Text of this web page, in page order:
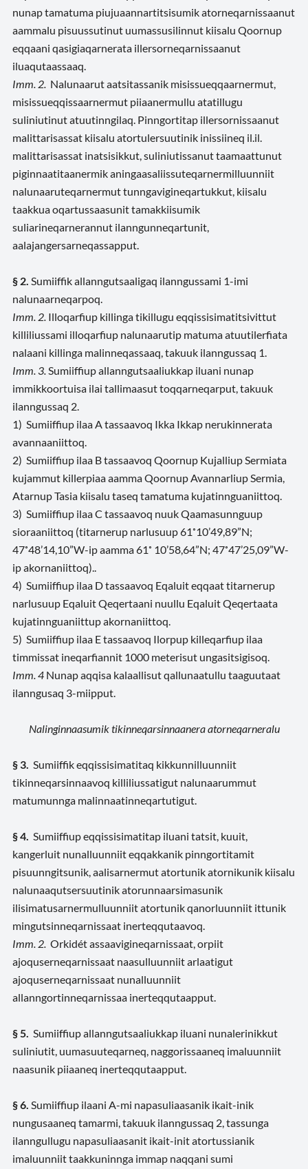
nunap tamatuma piujuaannartitsisumik atorneqarnissaanut
aammalu pisuussutinut uumassusilinnut kiisalu Qoornup
eqqaani qasigiaqarnerata illersorneqarnissaanut
iluaqutaassaaq.
Imm. 2. Nalunaarut aatsitassanik misissueqqaarnermut,
misissueqqissaarnermut piiaanermullu atatillugu
suliniutinut atuutinngilaq. Pinngortitap illersornissaanut
malittarisassat kiisalu atortulersuutinik inissiineq il.il.
malittarisassat inatsisikkut, suliniutissanut taamaattunut
piginnaatitaanermik aningaasaliissuteqarnermilluunniit
nalunaaruteqarnermut tunngavigineqartukkut, kiisalu
taakkua oqartussaasunit tamakkiisumik
suliarineqarnerannut ilanngunneqartunit,
aalajangersarneqassapput.
§ 2. Sumiiffik allanngutsaaligaq ilanngussami 1-imi
nalunaarneqarpoq.
Imm. 2. Illoqarfiup killinga tikillugu eqqissisimatitsivittut
killiliussami illoqarfiup nalunaarutip matuma atuutilerfiata
nalaani killinga malinneqassaaq, takuuk ilanngussaq 1.
Imm. 3. Sumiiffiup allanngutsaaliukkap iluani nunap
immikkoortuisa ilai tallimaasut toqqarneqarput, takuuk
ilanngussaq 2.
1) Sumiiffiup ilaa A tassaavoq Ikka Ikkap nerukinnerata
avannaaniittoq.
2) Sumiiffiup ilaa B tassaavoq Qoornup Kujalliup Sermiata
kujammut killerpiaa aamma Qoornup Avannarliup Sermia,
Atarnup Tasia kiisalu taseq tamatuma kujatinnguaniittoq.
3) Sumiiffiup ilaa C tassaavoq nuuk Qaamasunnguup
sioraaniittoq (titarnerup narlusuup 61˚10’49,89”N;
47˚48’14,10”W-ip aamma 61˚ 10’58,64”N; 47˚47’25,09”W-
ip akornaniittoq)..
4) Sumiiffiup ilaa D tassaavoq Eqaluit eqqaat titarnerup
narlusuup Eqaluit Qeqertaani nuullu Eqaluit Qeqertaata
kujatinnguaniittup akornaniittoq.
5) Sumiiffiup ilaa E tassaavoq Ilorpup killeqarfiup ilaa
timmissat ineqarfiannit 1000 meterisut ungasitsigisoq.
Imm. 4 Nunap aqqisa kalaallisut qallunaatullu taaguutaat
ilanngusaq 3-miipput.
Nalinginnaasumik tikinneqarsinnaanera atorneqarneralu
§ 3. Sumiiffik eqqissisimatitaq kikkunnilluunniit
tikinneqarsinnaavoq killiliussatigut nalunaarummut
matumunnga malinnaatinneqartutigut.
§ 4. Sumiiffiup eqqissisimatitap iluani tatsit, kuuit,
kangerluit nunalluunniit eqqakkanik pinngortitamit
pisuunngitsunik, aalisarnermut atortunik atornikunik kiisalu
nalunaaqutsersuutinik atorunnaarsimasunik
ilisimatusarnermulluunniit atortunik qanorluunniit ittunik
mingutsinneqarnissaat inerteqqutaavoq.
Imm. 2. Orkidét assaavigineqarnissaat, orpiit
ajoquserneqarnissaat naasulluunniit arlaatigut
ajoquserneqarnissaat nunalluunniit
allanngortinneqarnissaa inerteqqutaapput.
§ 5. Sumiiffiup allanngutsaaliukkap iluani nunalerinikkut
suliniutit, uumasuuteqarneq, naggorissaaneq imaluunniit
naasunik piiaaneq inerteqqutaapput.
§ 6. Sumiiffiup ilaani A-mi napasuliaasanik ikait-inik
nungusaaneq tamarmi, takuuk ilanngussaq 2, tassunga
ilanngullugu napasuliaasanit ikait-init atortussianik
imaluunniit taakkuninnga immap naqqani sumi